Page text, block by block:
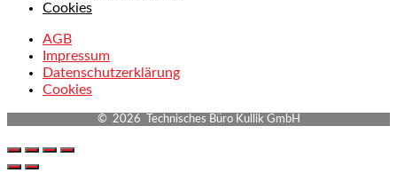
Cookies
AGB
Impressum
Datenschutzerklärung
Cookies
© 2026 Technisches Büro Kullik GmbH